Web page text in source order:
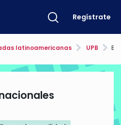
Regístrate
latinoamericanas UPB